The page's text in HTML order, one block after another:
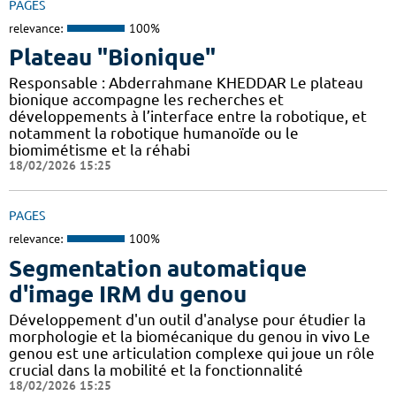
PAGES
relevance: 100%
Plateau "Bionique"
Responsable : Abderrahmane KHEDDAR Le plateau
bionique accompagne les recherches et
développements à l’interface entre la robotique, et
notamment la robotique humanoïde ou le
biomimétisme et la réhabi
18/02/2026 15:25
PAGES
relevance: 100%
Segmentation automatique
d'image IRM du genou
Développement d'un outil d'analyse pour étudier la
morphologie et la biomécanique du genou in vivo Le
genou est une articulation complexe qui joue un rôle
crucial dans la mobilité et la fonctionnalité
18/02/2026 15:25